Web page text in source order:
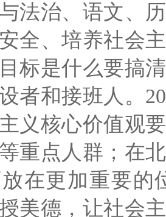
法治、语文、
全、培养社会
标是什么要搞
者和接班人。
义核心价值观
重点人群；在
在更加重要的
美德，让社会